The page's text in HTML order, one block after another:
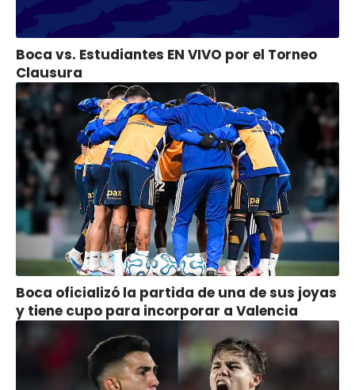
Boca vs. Estudiantes EN VIVO por el Torneo
Clausura
Boca oficializó la partida de una de sus joyas
y tiene cupo para incorporar a Valencia